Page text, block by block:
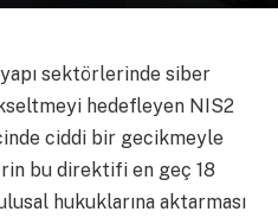
sektörlerinde siber
hedefleyen NIS2
ciddi bir gecikmeyle
bu direktifi en geç 18
hukuklarına aktarması